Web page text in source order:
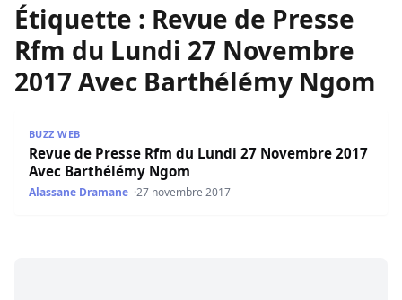
Étiquette : Revue de Presse
Rfm du Lundi 27 Novembre
2017 Avec Barthélémy Ngom
BUZZ WEB
Revue de Presse Rfm du Lundi 27 Novembre 2017
Avec Barthélémy Ngom
Alassane Dramane 27 novembre 2017